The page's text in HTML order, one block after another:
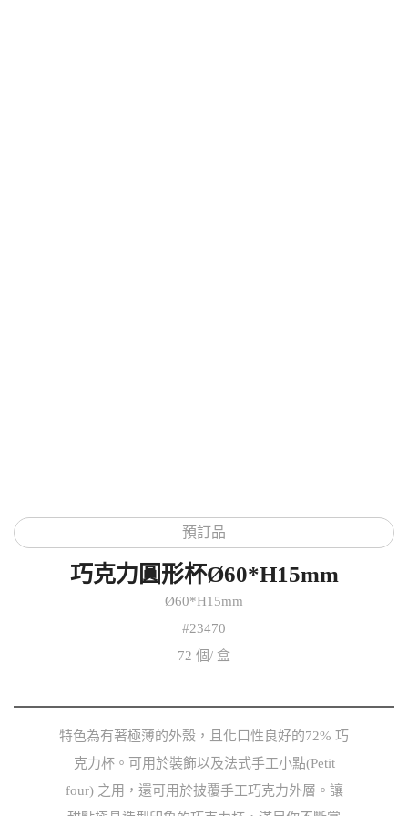
預訂品
巧克力圓形杯Ø60*H15mm
Ø60*H15mm
#23470
72 個/ 盒
特色為有著極薄的外殼，且化口性良好的72% 巧
克力杯。可用於裝飾以及法式手工小點(Petit
four) 之用，還可用於披覆手工巧克力外層。讓